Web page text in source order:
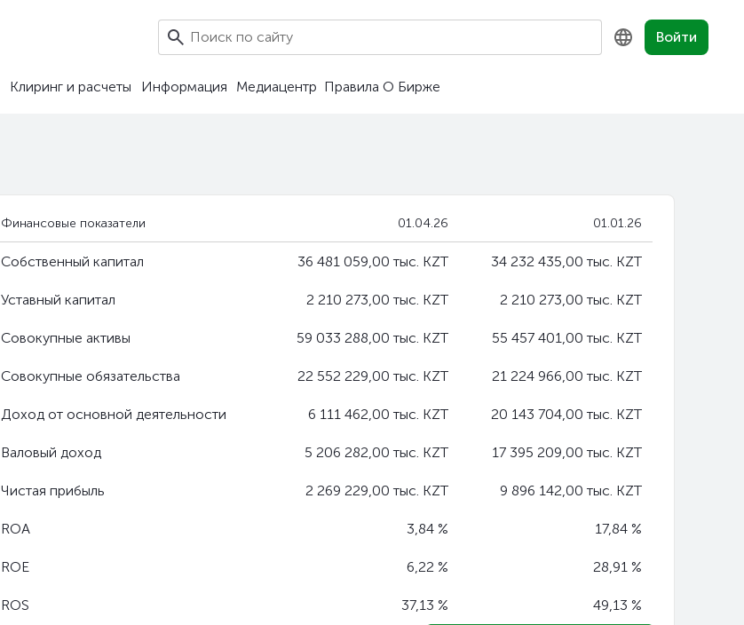
Войти
Клиринг и расчеты Информация Медиацентр Правила О Бирже
Финансовые показатели 01.04.26 01.01.26
Собственный капитал 36 481 059,00 тыс. KZT 34 232 435,00 тыс. KZT
Уставный капитал 2 210 273,00 тыс. KZT 2 210 273,00 тыс. KZT
Совокупные активы 59 033 288,00 тыс. KZT 55 457 401,00 тыс. KZT
Совокупные обязательства 22 552 229,00 тыс. KZT 21 224 966,00 тыс. KZT
Доход от основной деятельности 6 111 462,00 тыс. KZT 20 143 704,00 тыс. KZT
Валовый доход 5 206 282,00 тыс. KZT 17 395 209,00 тыс. KZT
Чистая прибыль 2 269 229,00 тыс. KZT 9 896 142,00 тыс. KZT
ROA 3,84 % 17,84 %
ROE 6,22 % 28,91 %
ROS 37,13 % 49,13 %